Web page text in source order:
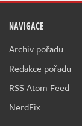
NAVIGACE
Archiv pořadu
Redakce pořadu
RSS Atom Feed
NerdFix